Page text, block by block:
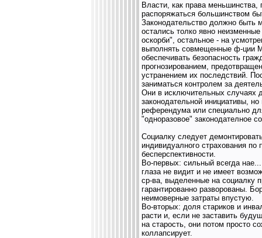
Власти, как права меньшинства,
распоряжаться большинством
Законодательство должно быть
остались толко явно
оскорби", остальное - на
выполнять совмещенные ф-ции
обеспечивать безопасность
прогнозированием,
устранением их последствий.
заниматься контролем за
Они в исключительных случаях
законодательной инициативы,
референдума или специально
"одноразовое" законодателное
Социалку следует
индивидуалного страхования по
бесперспективности.
Во-первых: сильный всегда
глаза не видит и не имеет
ср-ва, выделенные на социалку
гарантированно разворованы.
неимоверные затраты впустую.
Во-вторых: доля стариков и
расти и, если не заставить
на старость, они потом просто
коллапсирует.